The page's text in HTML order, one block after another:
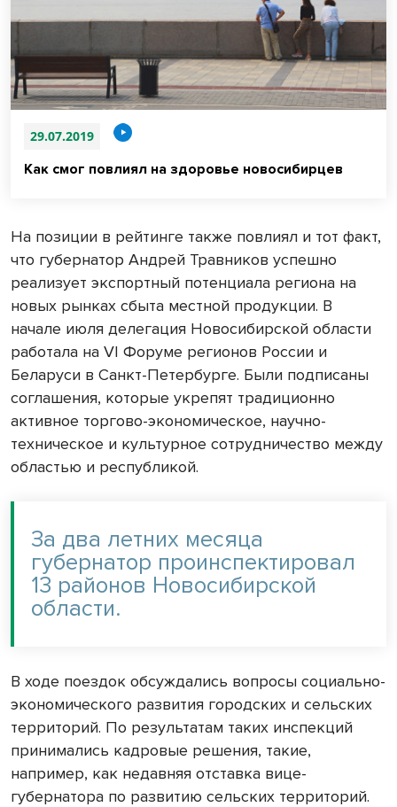
29.07.2019
Как смог повлиял на здоровье новосибирцев
На позиции в рейтинге также повлиял и тот факт,
что губернатор Андрей Травников успешно
реализует экспортный потенциала региона на
новых рынках сбыта местной продукции. В
начале июля делегация Новосибирской области
работала на VI Форуме регионов России и
Беларуси в Санкт-Петербурге. Были подписаны
соглашения, которые укрепят традиционно
активное торгово-экономическое, научно-
техническое и культурное сотрудничество между
областью и республикой.
За два летних месяца
губернатор проинспектировал
13 районов Новосибирской
области.
В ходе поездок обсуждались вопросы социально-
экономического развития городских и сельских
территорий. По результатам таких инспекций
принимались кадровые решения, такие,
например, как недавняя отставка вице-
губернатора по развитию сельских территорий.